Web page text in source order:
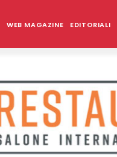
WEB MAGAZINE EDITORIALI